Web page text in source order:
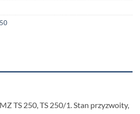
TS 250, TS 250/1. Stan przyzwoity,